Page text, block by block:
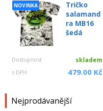
NOVINKA
Tričko
salamand
ra MB16
šedá
Dostupnost skladem
s DPH 479.00 Kč
Nejprodávanější